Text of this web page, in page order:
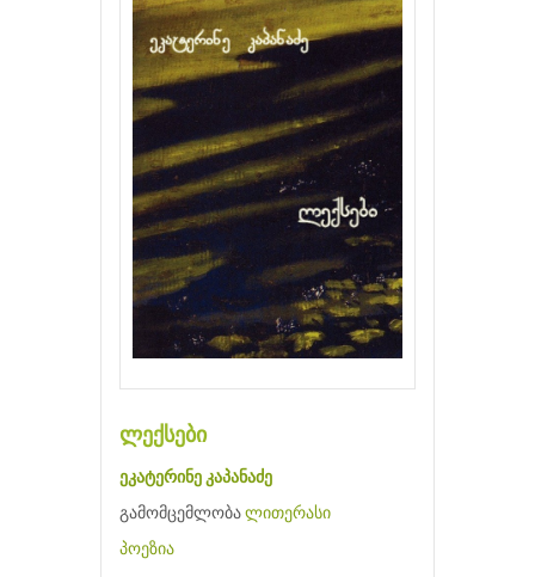
ლექსები
ეკატერინე კაპანაძე
გამომცემლობა ლითერასი
პოეზია